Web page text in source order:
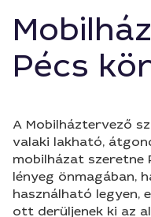
Pécs
A Mobilháztervező
valaki lakható,
mobilházat szeretne
lényeg önmagában,
használható legyen,
ott derüljenek ki az